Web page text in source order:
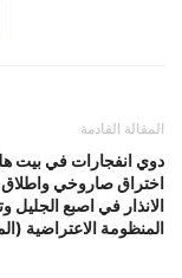
المقالة القادمة
دوي انفجارات في بيت
اختراق صاروخي
الانذار في اصبع الجليل
المنظومة الاعتراضية